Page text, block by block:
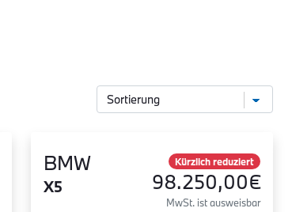
BMW
X5
Kürzlich reduziert
98.250,00€
MwSt. ist ausweisbar